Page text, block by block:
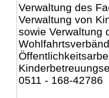
Verwaltung des
Verwaltung von
sowie Verwaltung
0511 - 168-42786